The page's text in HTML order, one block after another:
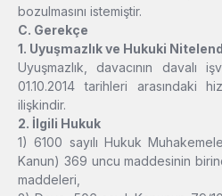
bozulmasını istemiştir.
C. Gerekçe
1. Uyuşmazlık ve Hukuki
Uyuşmazlık, davacının davalı
01.10.2014 tarihleri arasındaki
ilişkindir.
2. İlgili Hukuk
1) 6100 sayılı Hukuk
Kanun) 369 uncu maddesinin
maddeleri,